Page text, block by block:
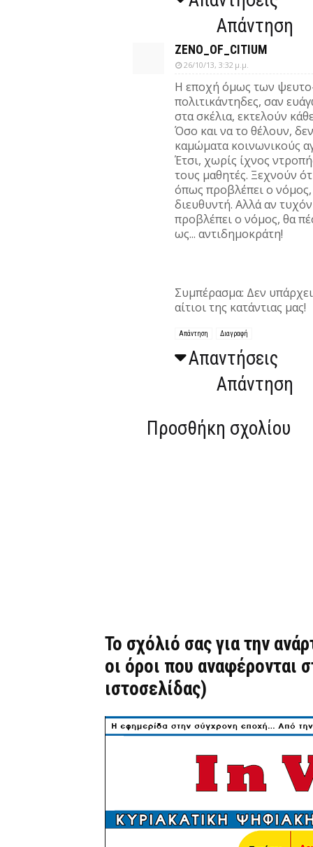
Απάντηση
ZENO_OF_CITIUM
26/10/13, 3:32 μ.μ.
Η εποχή όμως των
πολιτικάντηδες, σαν
στα σκέλια, εκτελούν
Όσο και να το θέλουν,
καμώματα κοινωνικούς
Έτσι, χωρίς ίχνος
τους μαθητές. Ξεχνούν
όπως προβλέπει ο
διευθυντή. Αλλά αν
προβλέπει ο νόμος, θα
ως... αντιδημοκράτη!
Συμπέρασμα: Δεν υπάρχει
αίτιοι της κατάντιας μας!
Απάντηση Διαγραφή
Απαντήσεις
Απάντηση
Προσθήκη σχολίου
Το σχόλιό σας για την
οι όροι που αναφέρονται
ιστοσελίδας)